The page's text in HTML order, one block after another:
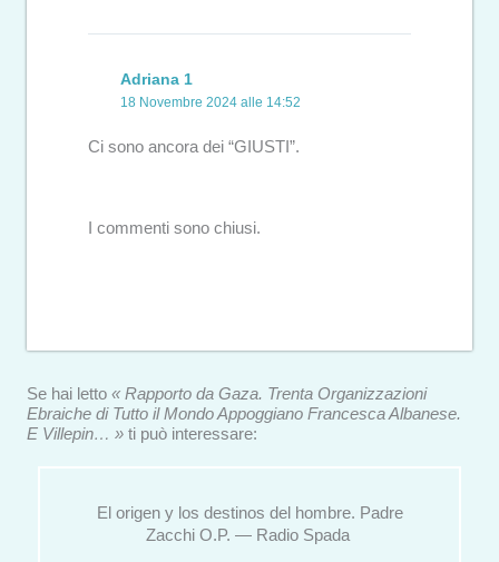
Adriana 1
18 Novembre 2024 alle 14:52
Ci sono ancora dei “GIUSTI”.
I commenti sono chiusi.
Se hai letto « Rapporto da Gaza. Trenta Organizzazioni
Ebraiche di Tutto il Mondo Appoggiano Francesca Albanese.
E Villepin… » ti può interessare:
El origen y los destinos del hombre. Padre
Zacchi O.P. — Radio Spada